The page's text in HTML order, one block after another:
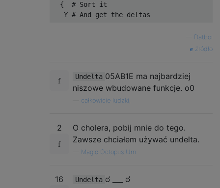
  {  # Sort it
Datboi
źródło
Undelta 05AB1E ma najbardziej
niszowe wbudowane funkcje. o0
całkowicie ludzki,
2
O cholera, pobij mnie do tego.
Zawsze chciałem używać undelta.
Magic Octopus Urn
16 Undelta ಠ ___ ಠ